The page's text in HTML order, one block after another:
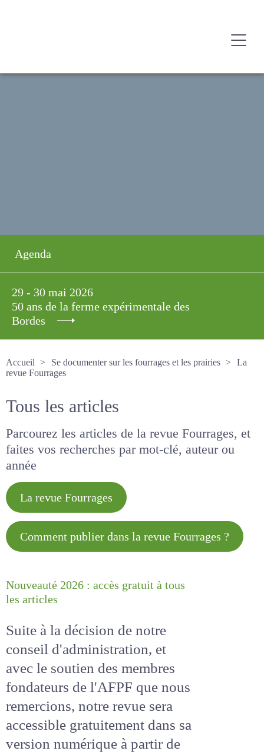
Agenda
29 - 30 mai 2026
50 ans de la ferme expérimentale des
Bordes
Accueil
Se documenter sur les fourrages et les prairies
La revue Fourrages
Tous les articles
Parcourez les articles de la revue Fourrages, et
faites vos recherches par mot-clé, auteur ou
année
La revue Fourrages
Comment publier dans la revue
Nouveauté 2026 : accès gratuit à
Suite à la décision de notre
conseil d'administration, et
avec le soutien des membres
fondateurs de l'AFPF que nous
remercions, notre revue sera
accessiblegratuitementdans